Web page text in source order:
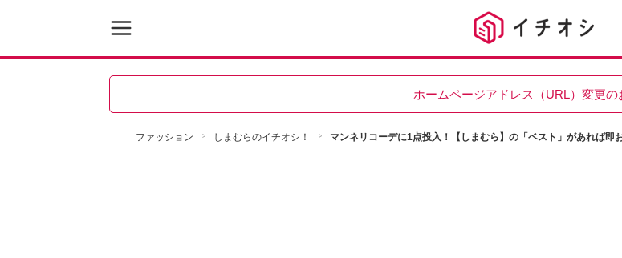
ホームページアドレス（URL）変更の
ファッション しまむらのイチオシ！ マンネリコーデに1点投入！【しまむら】の「ベスト」があれば即